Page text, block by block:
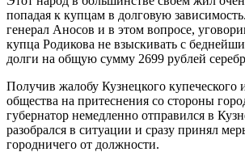
попадая к купцам в долговую
генерал Аносов и в этом вопросе,
купца Родикова не взыскивать с
долги на общую сумму 2699 рублей
Получив жалобу Кузнецкого купеческого
общества на притеснения со стороны
губернатор немедленно отправился в
разобрался в ситуации и сразу принял
городничего от должности.